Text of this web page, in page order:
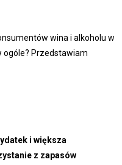
wina i alkoholu w
ogóle? Przedstawiam
i większa
z zapasów